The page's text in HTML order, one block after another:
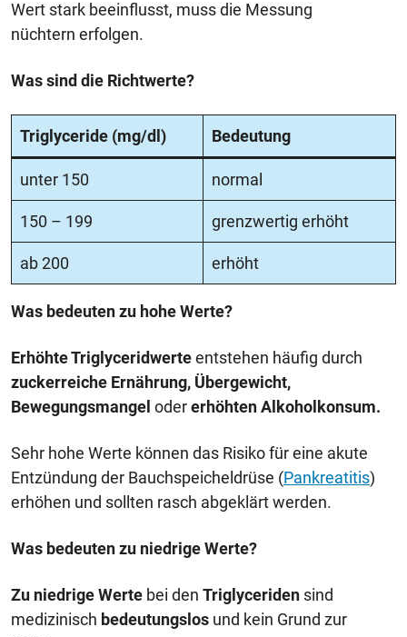
Wert stark beeinflusst, muss die Messung
nüchtern erfolgen.
Was sind die Richtwerte?
Triglyceride (mg/dl) Bedeutung
unter 150 normal
150 – 199 grenzwertig erhöht
ab 200 erhöht
Was bedeuten zu hohe Werte?
Erhöhte Triglyceridwerteentstehen häufig durch
zuckerreiche Ernährung, Übergewicht,
Bewegungsmangel odererhöhten Alkoholkonsum.
Sehr hohe Werte können das Risiko für eine akute
Entzündung der Bauchspeicheldrüse (Pankreatitis)
erhöhen und sollten rasch abgeklärt werden.
Was bedeuten zu niedrige Werte?
Zu niedrige Werte bei den Triglyceriden sind
medizinisch bedeutungslos und kein Grund zur